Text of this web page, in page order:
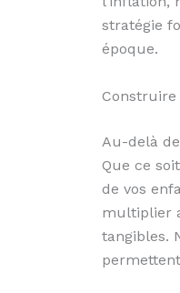
stratégie
époque.
Au-delà
Que ce
de vos
multiplier
tangibles.